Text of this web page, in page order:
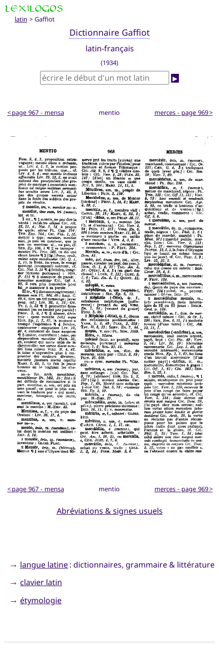
latin > Gaffiot
Dictionnaire Gaffiot
latin-français
(1934)
▶
< page 967 - mensa mentio merces - page 969 >
< page 967 - mensa mentio merces - page 969 >
Abréviations & signes usuels
→ langue latine: dictionnaires, grammaire & littérature
→ clavier latin
→ étymologie